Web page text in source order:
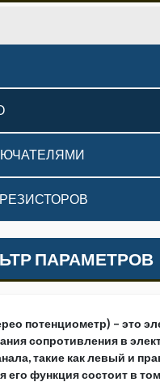
ПАРАМЕТРОВ
потенциометр) – это
сопротивления в
такие как левый и
его функция состоит в